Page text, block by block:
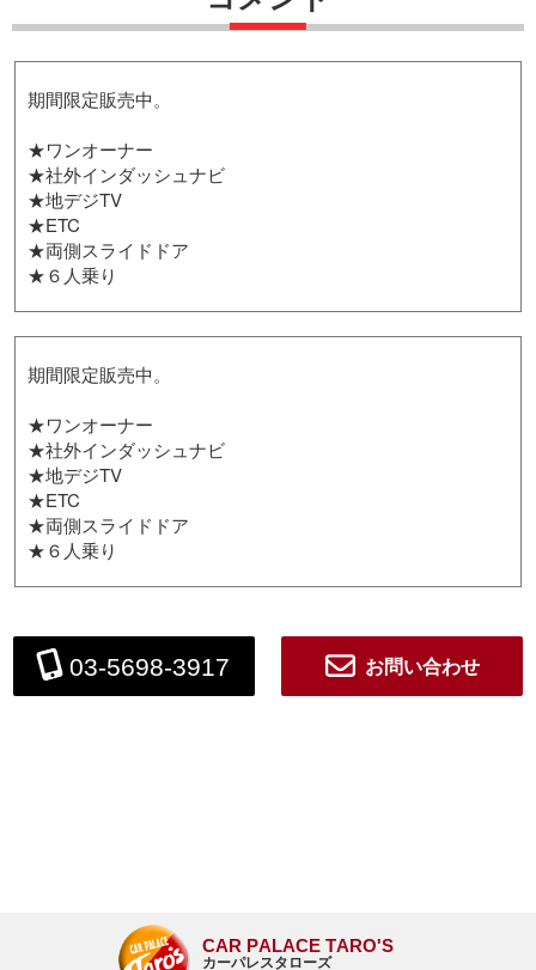
期間限定販売中。
★ワンオーナー
★社外インダッシュナビ
★地デジTV
★ETC
★両側スライドドア
★６人乗り
期間限定販売中。
★ワンオーナー
★社外インダッシュナビ
★地デジTV
★ETC
★両側スライドドア
★６人乗り
03-5698-3917 お問い合わせ
CAR PALACE TARO'S
カーパレスタローズ